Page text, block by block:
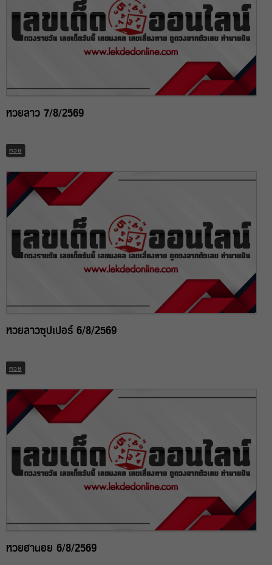
หวยลาว 7/8/2569
หวย
หวยลาวซุปเปอร์ 6/8/2569
หวย
หวยฮานอย 6/8/2569